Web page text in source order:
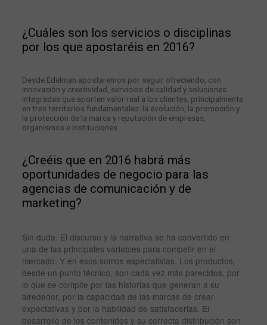
¿Cuáles son los servicios o disciplinas
por los que apostaréis en 2016?
Desde Edelman apostaremos por seguir ofreciendo, con
innovación y creatividad, servicios de calidad y soluciones
integradas que aporten valor real a los clientes, principalmente
en tres territorios fundamentales: la evolución, la promoción y
la protección de la marca y reputación de empresas,
organismos e instituciones.
¿Creéis que en 2016 habrá más
oportunidades de negocio para las
agencias de comunicación y de
marketing?
Sin duda. El discurso y la narrativa se ha convertido en
una de las principales variables para competir en el
mercado. Y en esos somos especialistas. Los productos,
desde un punto técnico, son cada vez más parecidos, por
lo que se compite por las historias que generan a su
alrededor, por la capacidad de las marcas de crear
expectativas y por la habilidad de satisfacerlas. El
desarrollo de los contenidos y su correcta distribución son